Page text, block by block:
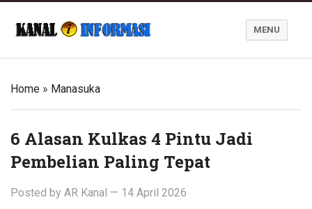
MENU
Home » Manasuka
6 Alasan Kulkas 4 Pintu Jadi
Pembelian Paling Tepat
Posted by AR Kanal — 14 April 2026